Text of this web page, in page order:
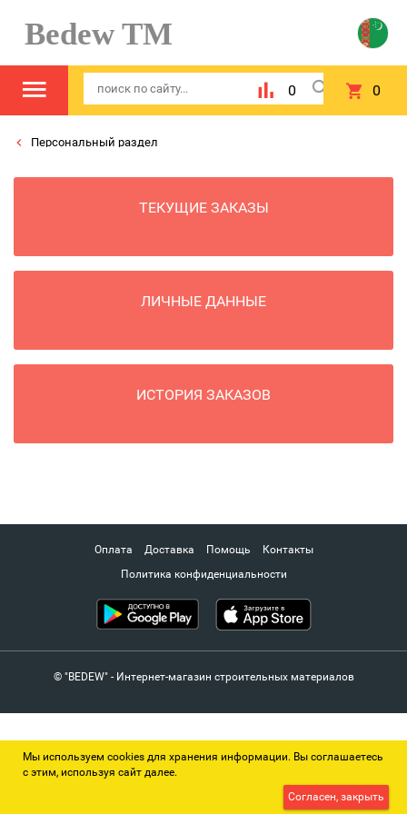
Bedew TM
0 0
Персональный раздел
ТЕКУЩИЕ ЗАКАЗЫ
ЛИЧНЫЕ ДАННЫЕ
ИСТОРИЯ ЗАКАЗОВ
Оплата Доставка Помощь
Контакты
Политика конфиденциальности
© "BEDEW" - Интернет-магазин строительных материалов
Мы используем cookies для хранения информации. Вы соглашаетесь
с этим, используя сайт далее.
Согласен, закрыть